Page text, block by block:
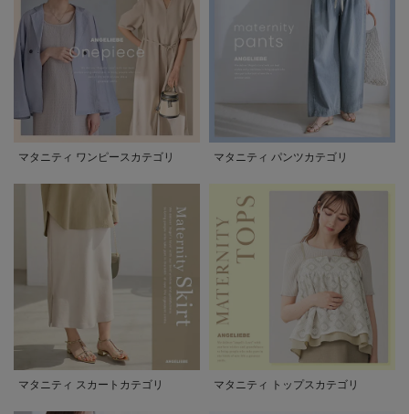
マタニティ ワンピースカテゴリ マタニティ パンツカテゴリ
マタニティ スカートカテゴリ マタニティ トップスカテゴリ